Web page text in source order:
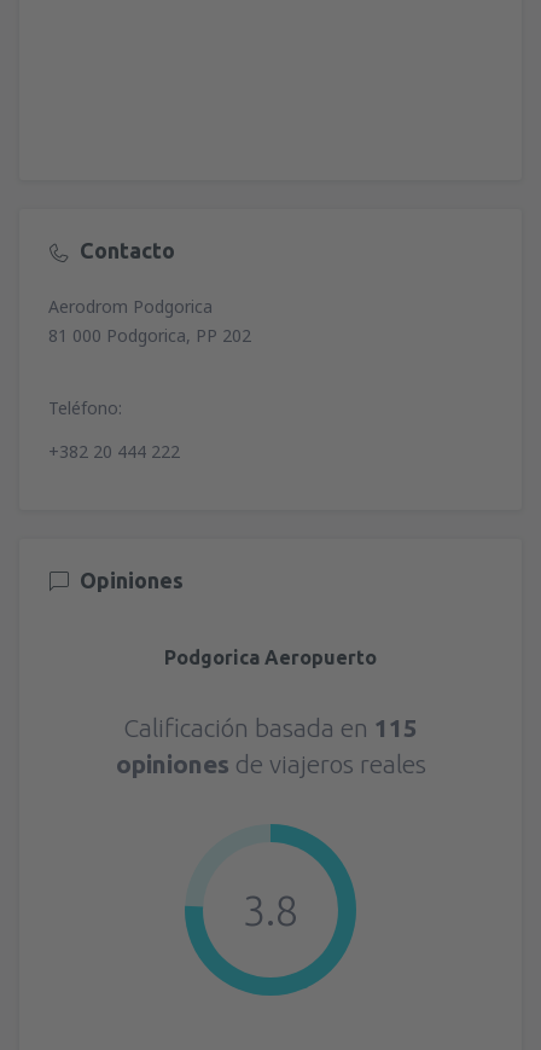
Contacto
Aerodrom Podgorica
81 000 Podgorica, PP 202
Teléfono:
+382 20 444 222
Opiniones
Podgorica Aeropuerto
Calificación basada en 115
opiniones de viajeros reales
3.8